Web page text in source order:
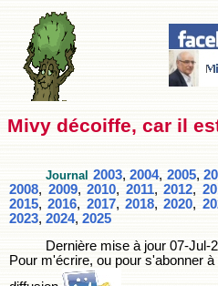
Mivy décoiffe, car il
Journal 2003,2004, 2005,
2008, 2009, 2010, 2011, 2012,
2015,2016, 2017,2018,2020,
2023, 2024, 2025
Dernière mise à jour 07-Jul-
Pour m'écrire, ou pour s'abonner à